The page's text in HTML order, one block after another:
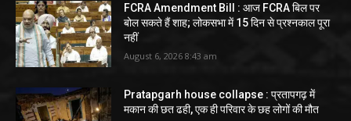
FCRA Amendment Bill : आज FCRA बिल पर
बोल सकते हैं शाह; लोकसभा में 15 दिन से प्रश्नकाल पूरा
नहीं
August 6, 2026 8:43 am
Pratapgarh house collapse : प्रतापगढ़ में
मकान की छत ढही, एक ही परिवार के छह लोगों की मौत